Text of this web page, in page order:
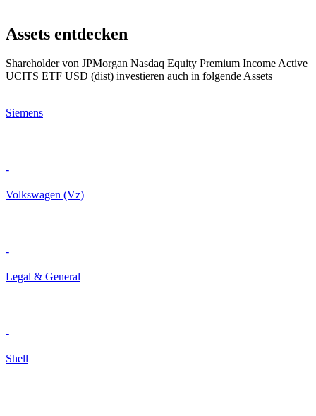
Assets entdecken
Shareholder von JPMorgan Nasdaq Equity Premium Income Active
UCITS ETF USD (dist) investieren auch in folgende Assets
Siemens
-
Volkswagen (Vz)
-
Legal & General
-
Shell